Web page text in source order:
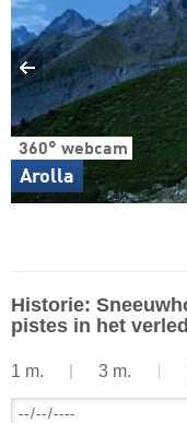
360° webcam
Arolla
Historie:
pistes in het
1 m. 3 m.